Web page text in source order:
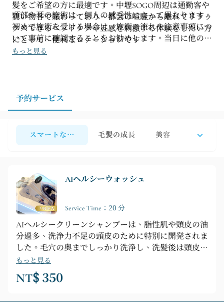
髪をご希望の方に最適です。中壢SOGO周辺は通勤客や
買い物客で賑わっており、都会の喧騒から離れてリラッ
クスできるヘッドケアや五感を刺激する体験をしたい方
にとって、便利なロケーションです。
頭部や耳の施術は、個人の感受性によって異なります。
初めて施術を受ける場合は、施術の流れや注意事項につ
いて事前に確認することをお勧めします。当日に他の予
定や移動手段がある場合は、ヘアスタイリングに十分な
もっと見る
予約サービス
スマートな洗髪 毛髪の成長 美容 ヘアケア
AIヘルシーウォッシュ
Service Time：20 分
AIヘルシークリーンシャンプーは、脂性肌や頭皮の油
分過多、洗浄力不足の頭皮のために特別に開発されま
した。毛穴の奥までしっかり洗浄し、洗髪後は頭皮を
すっきりと快適な状態に整え、皮脂の分泌を効果的に
抑制して、頭皮の健やかなバランスを取り戻します。
もっと見る
NT$ 350